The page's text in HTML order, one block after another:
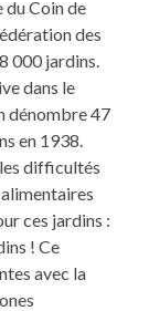
du Coin de
des
000 jardins.
dans le
dénombre 47
en 1938.
les difficultés
ces jardins :
! Ce
avec la